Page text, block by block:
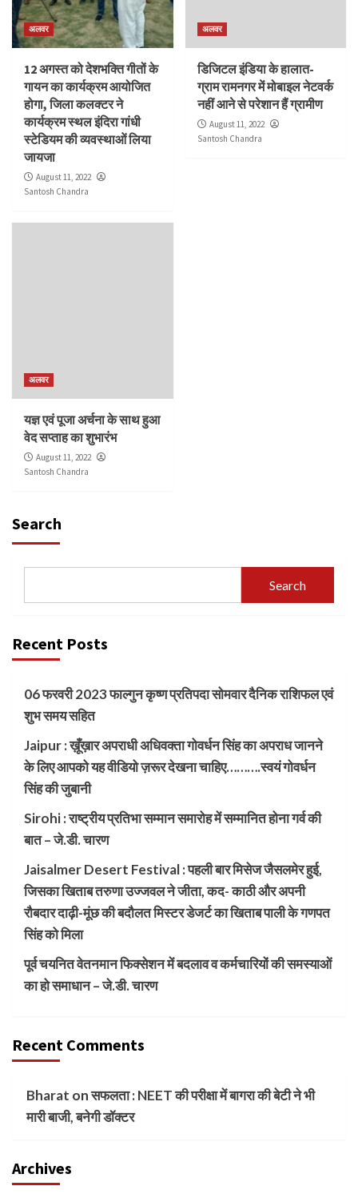
अलवर
12 अगस्त को देशभक्ति गीतों के
गायन का कार्यक्रम आयोजित
होगा, जिला कलक्टर ने
कार्यक्रम स्थल इंदिरा गांधी
स्टेडियम की व्यवस्थाओं लिया
जायजा
August 11, 2022
Santosh Chandra
अलवर
डिजिटल इंडिया के हालात-
ग्राम रामनगर में मोबाइल नेटवर्क
नहीं आने से परेशान हैं ग्रामीण
August 11, 2022
Santosh Chandra
अलवर
यज्ञ एवं पूजा अर्चना के साथ हुआ
वेद सप्ताह का शुभारंभ
August 11, 2022
Santosh Chandra
Search
Search
Recent Posts
06 फरवरी 2023 फाल्गुन कृष्ण प्रतिपदा सोमवार दैनिक राशिफल एवं
शुभ समय सहित
Jaipur : ख़ूँख़ार अपराधी अधिवक्ता गोवर्धन सिंह का अपराध जानने
के लिए आपको यह वीडियो ज़रूर देखना चाहिए……….स्वयं गोवर्धन
सिंह की जुबानी
Sirohi : राष्ट्रीय प्रतिभा सम्मान समारोह में सम्मानित होना गर्व की
बात – जे.डी. चारण
Jaisalmer Desert Festival : पहली बार मिसेज जैसलमेर हुई,
जिसका खिताब तरुणा उज्जवल ने जीता, कद- काठी और अपनी
रौबदार दाढ़ी-मूंछ की बदौलत मिस्टर डेजर्ट का खिताब पाली के गणपत
सिंह को मिला
पूर्व चयनित वेतनमान फिक्सेशन में बदलाव व कर्मचारियों की समस्याओं
का हो समाधान – जे.डी. चारण
Recent Comments
Bharat onसफलता : NEET की परीक्षा में बागरा की बेटी ने भी
मारी बाजी, बनेगी डॉक्टर
Archives